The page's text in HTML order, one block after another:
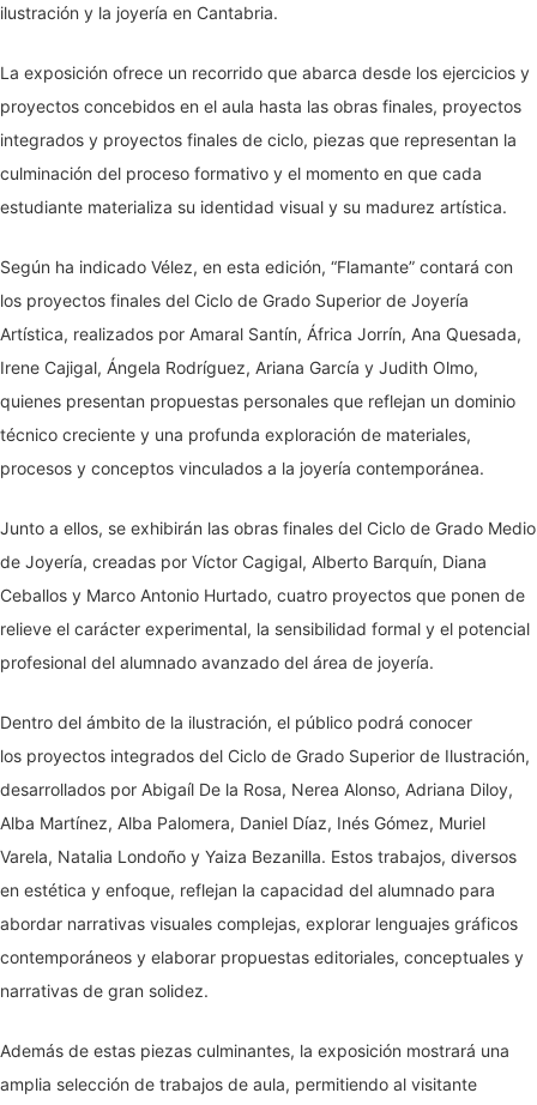
ilustración y la joyería en Cantabria.
La exposición ofrece un recorrido que abarca desde los ejercicios y
proyectos concebidos en el aula hasta las obras finales, proyectos
integrados y proyectos finales de ciclo, piezas que representan la
culminación del proceso formativo y el momento en que cada
estudiante materializa su identidad visual y su madurez artística.
Según ha indicado Vélez, en esta edición, “Flamante” contará con
los proyectos finales del Ciclo de Grado Superior de Joyería
Artística, realizados por Amaral Santín, África Jorrín, Ana Quesada,
Irene Cajigal, Ángela Rodríguez, Ariana García y Judith Olmo,
quienes presentan propuestas personales que reflejan un dominio
técnico creciente y una profunda exploración de materiales,
procesos y conceptos vinculados a la joyería contemporánea.
Junto a ellos, se exhibirán las obras finales del Ciclo de Grado Medio
de Joyería, creadas por Víctor Cagigal, Alberto Barquín, Diana
Ceballos y Marco Antonio Hurtado, cuatro proyectos que ponen de
relieve el carácter experimental, la sensibilidad formal y el potencial
profesional del alumnado avanzado del área de joyería.
Dentro del ámbito de la ilustración, el público podrá conocer
los proyectos integrados del Ciclo de Grado Superior de Ilustración,
desarrollados por Abigaíl De la Rosa, Nerea Alonso, Adriana Diloy,
Alba Martínez, Alba Palomera, Daniel Díaz, Inés Gómez, Muriel
Varela, Natalia Londoño y Yaiza Bezanilla. Estos trabajos, diversos
en estética y enfoque, reflejan la capacidad del alumnado para
abordar narrativas visuales complejas, explorar lenguajes gráficos
contemporáneos y elaborar propuestas editoriales, conceptuales y
narrativas de gran solidez.
Además de estas piezas culminantes, la exposición mostrará una
amplia selección de trabajos de aula, permitiendo al visitante